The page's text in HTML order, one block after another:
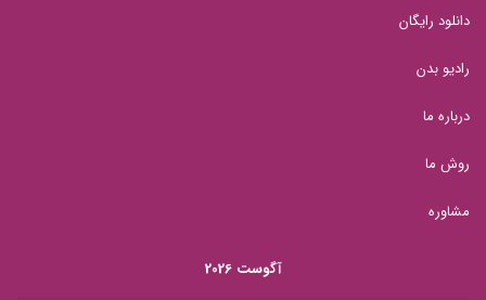
فرنگی، که می تواند آن را به یکی از گزینه های انتخابی شما تبدیل
دانلود رایگان
رادیو بدن
درباره ما
روش ما
مشاوره
آگوست 2026